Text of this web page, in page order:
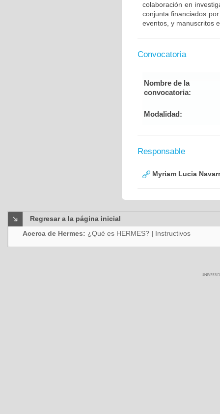
colaboración en
conjunta financiados
eventos, y manuscritos
Convocatoria
Nombre de la
convocatoria:
Modalidad:
Responsable
Myriam Lucia
Regresar a la página inicial
Acerca de Hermes: ¿Qué es HERMES? | Instructivos